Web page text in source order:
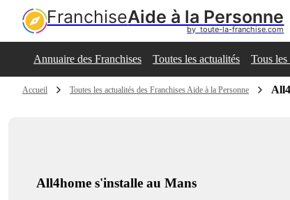
FranchiseAide à la Personne
by  toute-la-franchise.com
Annuaire des Franchises Toutes les actualités Tous les
Accueil Toutes les actualités des Franchises Aide à la Personne
All4home s'installe au Mans